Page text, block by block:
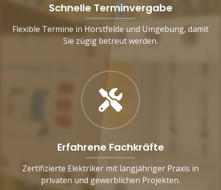
Schnelle Terminvergabe
Flexible Termine in Horstfelde und Umgebung, damit
Sie zügig betreut werden.
Erfahrene Fachkräfte
Zertifizierte Elektriker mit langjähriger Praxis in
privaten und gewerblichen Projekten.